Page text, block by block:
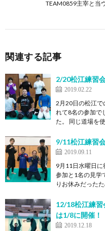
TEAM0859主宰と当
関連する記事
2/20松江練習
2019.02.22
2月20日の松江で
れて8名の参加で
た。 同じ道場を
9/11松江練習
2019.09.11
9月11日水曜日に
参加と1名の見学
りお休みだった
12/18松江練
は1/8に開催！
2019.12.18